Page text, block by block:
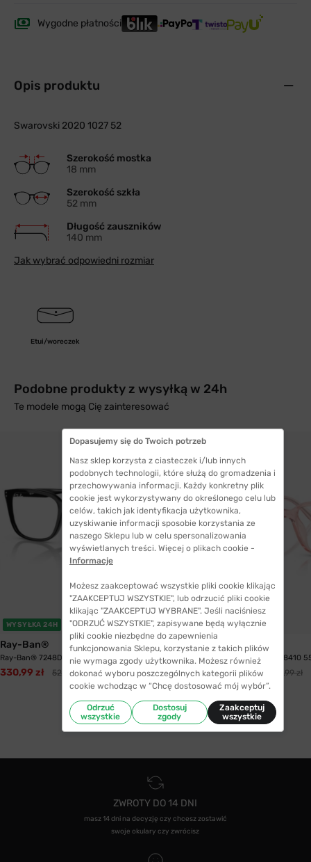
Wygodne płatności
Opis produktu
Swarovski 2020 1027 52
Szerokość mostka
18 mm
Szerokość szkła
52 mm
Długość zauszników
140 mm
Jak wybrać odpowiedni rozmiar
Etui/woreczek
Podobne produkty z wysyłką w 24h
Te modele mogą Cię zainteresować
WYSYŁKA 24H
Ray-Ban®
Ray-Ban® 7248D 2000 55
330,99 zł 529,99 zł
WYSYŁKA 24H
Ray-Ban®
Ray-Ban® 7248D 8410
318,99 zł 529,99 zł
ZWROTY DO 14 DNI
masz 14 dni na decyzję czy chcesz zostawić
swoje okulary czy zwrócisz
Dopasujemy się do Twoich potrzeb
Nasz sklep korzysta z ciasteczek i/lub innych
podobnych technologii, które służą do gromadzenia i
przechowywania informacji. Każdy konkretny plik
cookie jest wykorzystywany do określonego celu lub
celów, takich jak identyfikacja użytkownika,
uzyskiwanie informacji sposobie korzystania ze
naszego Sklepu lub w celu spersonalizowania
wyświetlanych treści. Więcej o plikach cookie -
Informacje
Możesz zaakceptować wszystkie pliki cookie klikając
"ZAAKCEPTUJ WSZYSTKIE", lub odrzucić pliki cookie
klikając "ZAAKCEPTUJ WYBRANE". Jeśli naciśniesz
"ODRZUĆ WSZYSTKIE", zapisywane będą wyłącznie
pliki cookie niezbędne do zapewnienia
funkcjonowania Sklepu, korzystanie z takich plików
nie wymaga zgody użytkownika. Możesz również
dokonać wyboru poszczególnych kategorii plików
cookie wchodząc w “Chcę dostosować mój wybór”.
Odrzuć
wszystkie
Dostosuj
zgody
Zaakceptuj
wszystkie